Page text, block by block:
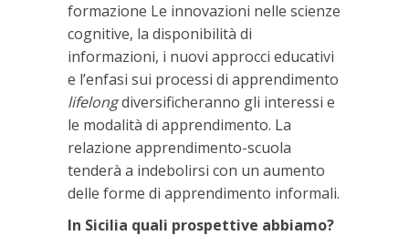
formazione Le innovazioni nelle scienze
cognitive, la disponibilità di
informazioni, i nuovi approcci educativi
e l’enfasi sui processi di apprendimento
lifelongdiversificheranno gli interessi e
le modalità di apprendimento. La
relazione apprendimento-scuola
tenderà a indebolirsi con un aumento
delle forme di apprendimento informali.
In Sicilia quali prospettive abbiamo?